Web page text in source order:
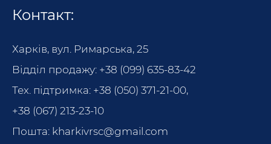
Контакт:
Харків, вул. Римарська, 25
Відділ продажу: +38 (099) 635-83-42
Тех. підтримка: +38 (050) 371-21-00,
+38 (067) 213-23-10
Пошта: kharkivrsc@gmail.com